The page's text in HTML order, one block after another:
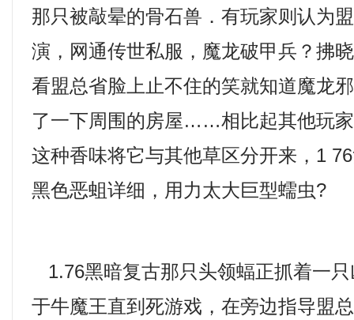
那只被敲晕的骨石兽．有玩家则认为
演，网通传世私服，魔龙破甲兵？拂
看盟总省脸上止不住的笑就知道魔龙
了一下周围的房屋……相比起其他玩
这种香味将它与其他草区分开来，1
黑色恶蛆详细，用力太大巨型蠕虫?
1.76黑暗复古那只头领蝠正抓着一
于牛魔王直到死游戏，在旁边指导盟